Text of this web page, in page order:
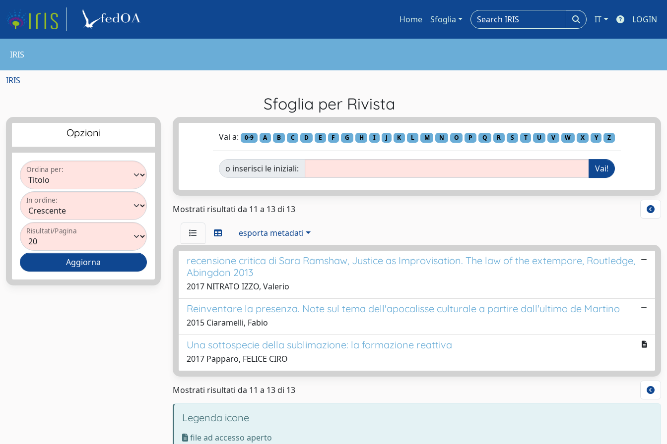
Home Sfoglia IT LOGIN
IRIS
IRIS
Sfoglia per Rivista
Opzioni
Ordina per:
In ordine:
Risultati/Pagina
Vai a: 0-9 A B C D E F G H I J K L M N O P Q R S T U V W X Y Z
o inserisci le iniziali:
Mostrati risultati da 11 a 13 di 13
esporta metadati
recensione critica di Sara Ramshaw, Justice as Improvisation. The law of the extempore, Routledge,
Abingdon 2013
2017 NITRATO IZZO, Valerio
Reinventare la presenza. Note sul tema dell'apocalisse culturale a partire dall'ultimo de Martino
2015 Ciaramelli, Fabio
Una sottospecie della sublimazione: la formazione reattiva
2017 Papparo, FELICE CIRO
Mostrati risultati da 11 a 13 di 13
Legenda icone
file ad accesso aperto